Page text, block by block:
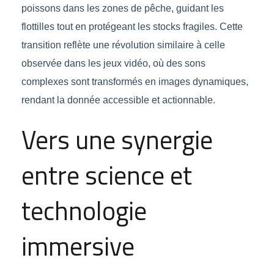
poissons dans les zones de pêche, guidant les
flottilles tout en protégeant les stocks fragiles. Cette
transition reflète une révolution similaire à celle
observée dans les jeux vidéo, où des sons
complexes sont transformés en images dynamiques,
rendant la donnée accessible et actionnable.
Vers une synergie
entre science et
technologie
immersive